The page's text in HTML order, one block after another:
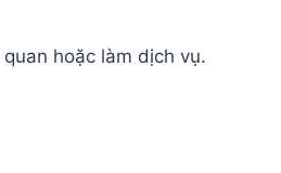
hoặc làm dịch vụ.